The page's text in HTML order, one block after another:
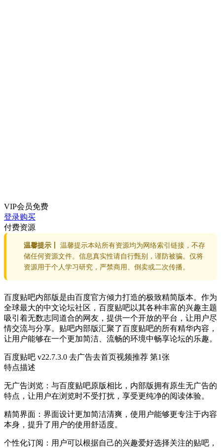
VIP会员免费
登录购买
付费资源
温馨提示丨
温馨提示本站所有资源均为网络索引链接，不存
储任何资源文件。信息真实性请自行甄别，谨防被骗。仅将
资源用于个人学习研究，严禁商用、倒卖或二次传播。
百度贴吧内部版是由百度官方倾力打造的极致精简版本。作为
全球最大的中文论坛社区，百度贴吧以其各种丰富的兴趣主题
吸引着无数志同道合的网友，提供一个开放的平台，让用户尽
情交流与分享。贴吧内部版汇聚了百度贴吧的所有精华内容，
让用户能够在一个更加简洁、流畅的环境中畅享论坛的乐趣。
百度贴吧 v22.7.3.0 去广告去首页视频推荐 第1张
特点描述
无广告浏览：与百度贴吧原版相比，内部版拥有原生无广告的
特点，让用户在浏览时不受打扰，享受更纯净的阅读体验。
精简界面：界面设计更加简洁清爽，使用户能够更专注于内容
本身，提升了用户的使用舒适度。
个性化订阅：用户可以根据自己的兴趣爱好选择关注的贴吧，